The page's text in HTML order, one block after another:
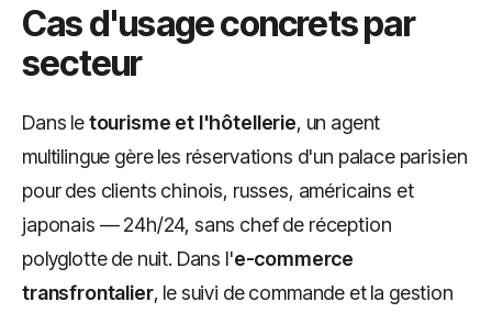
Cas d'usage concrets par
secteur
Dans letourisme et l'hôtellerie, un agent
multilingue gère les réservations d'un palace parisien
pour des clients chinois, russes, américains et
japonais — 24h/24, sans chef de réception
polyglotte de nuit. Dans l'e-commerce
transfrontalier, le suivi de commande et la gestion